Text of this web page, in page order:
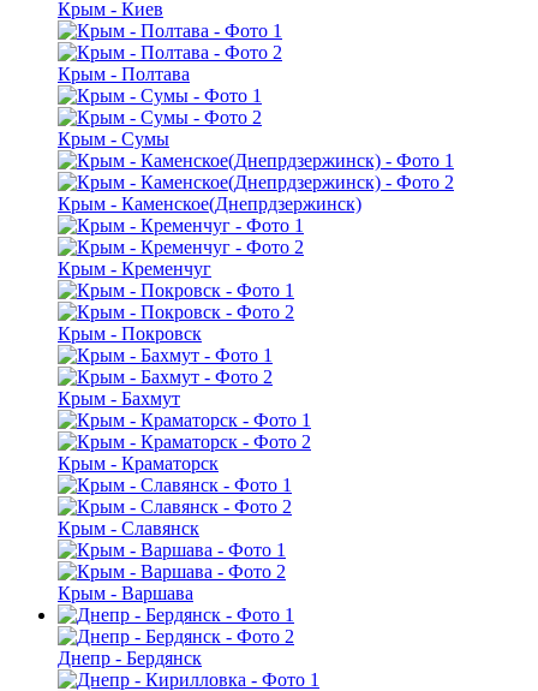
Крым - Киев
Крым - Полтава
Крым - Сумы
Крым - Каменское(Днепрдзержинск)
Крым - Кременчуг
Крым - Покровск
Крым - Бахмут
Крым - Краматорск
Крым - Славянск
Крым - Варшава
Днепр - Бердянск